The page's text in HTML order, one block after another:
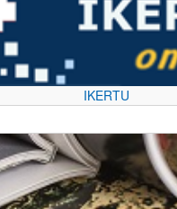
IKERTU